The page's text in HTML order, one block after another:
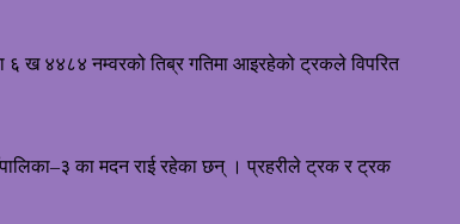
६ ख ४४८४ नम्वरको तिब्र गतिमा आइरहेको ट्रकले विपरित
का मदन राई रहेका छन् । प्रहरीले ट्रक र ट्रक